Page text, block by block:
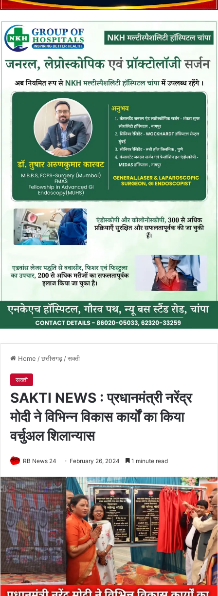
Home /छत्तीसगढ़/सक्ती
सक्ती
SAKTI NEWS : प्रधानमंत्री नरेंद्र
मोदी ने विभिन्न विकास कार्यों का किया
वर्चुअल शिलान्यास
RB News 24 February 26, 2024 1 minute read